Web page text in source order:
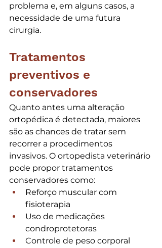
problema e, em alguns casos, a
necessidade de uma futura
cirurgia.
Tratamentos
preventivos e
conservadores
Quanto antes uma alteração
ortopédica é detectada, maiores
são as chances de tratar sem
recorrer a procedimentos
invasivos. O ortopedista veterinário
pode propor tratamentos
conservadores como:
Reforço muscular com
fisioterapia
Uso de medicações
condroprotetoras
Controle de peso corporal